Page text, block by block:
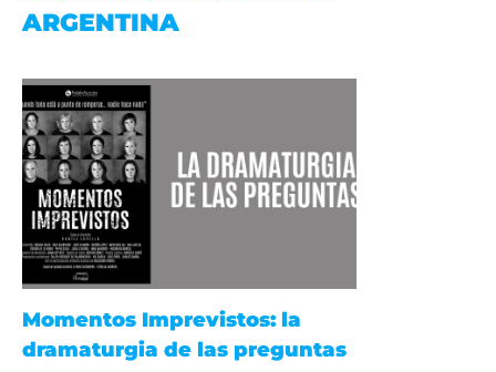
ARGENTINA
Momentos Imprevistos: la
dramaturgia de las preguntas